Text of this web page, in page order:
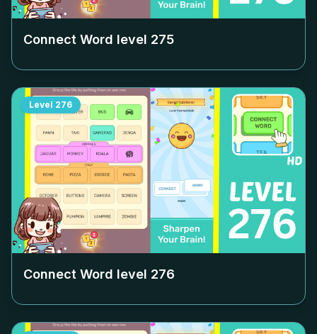
Connect Word level 275
Level 276
Connect Word level 276